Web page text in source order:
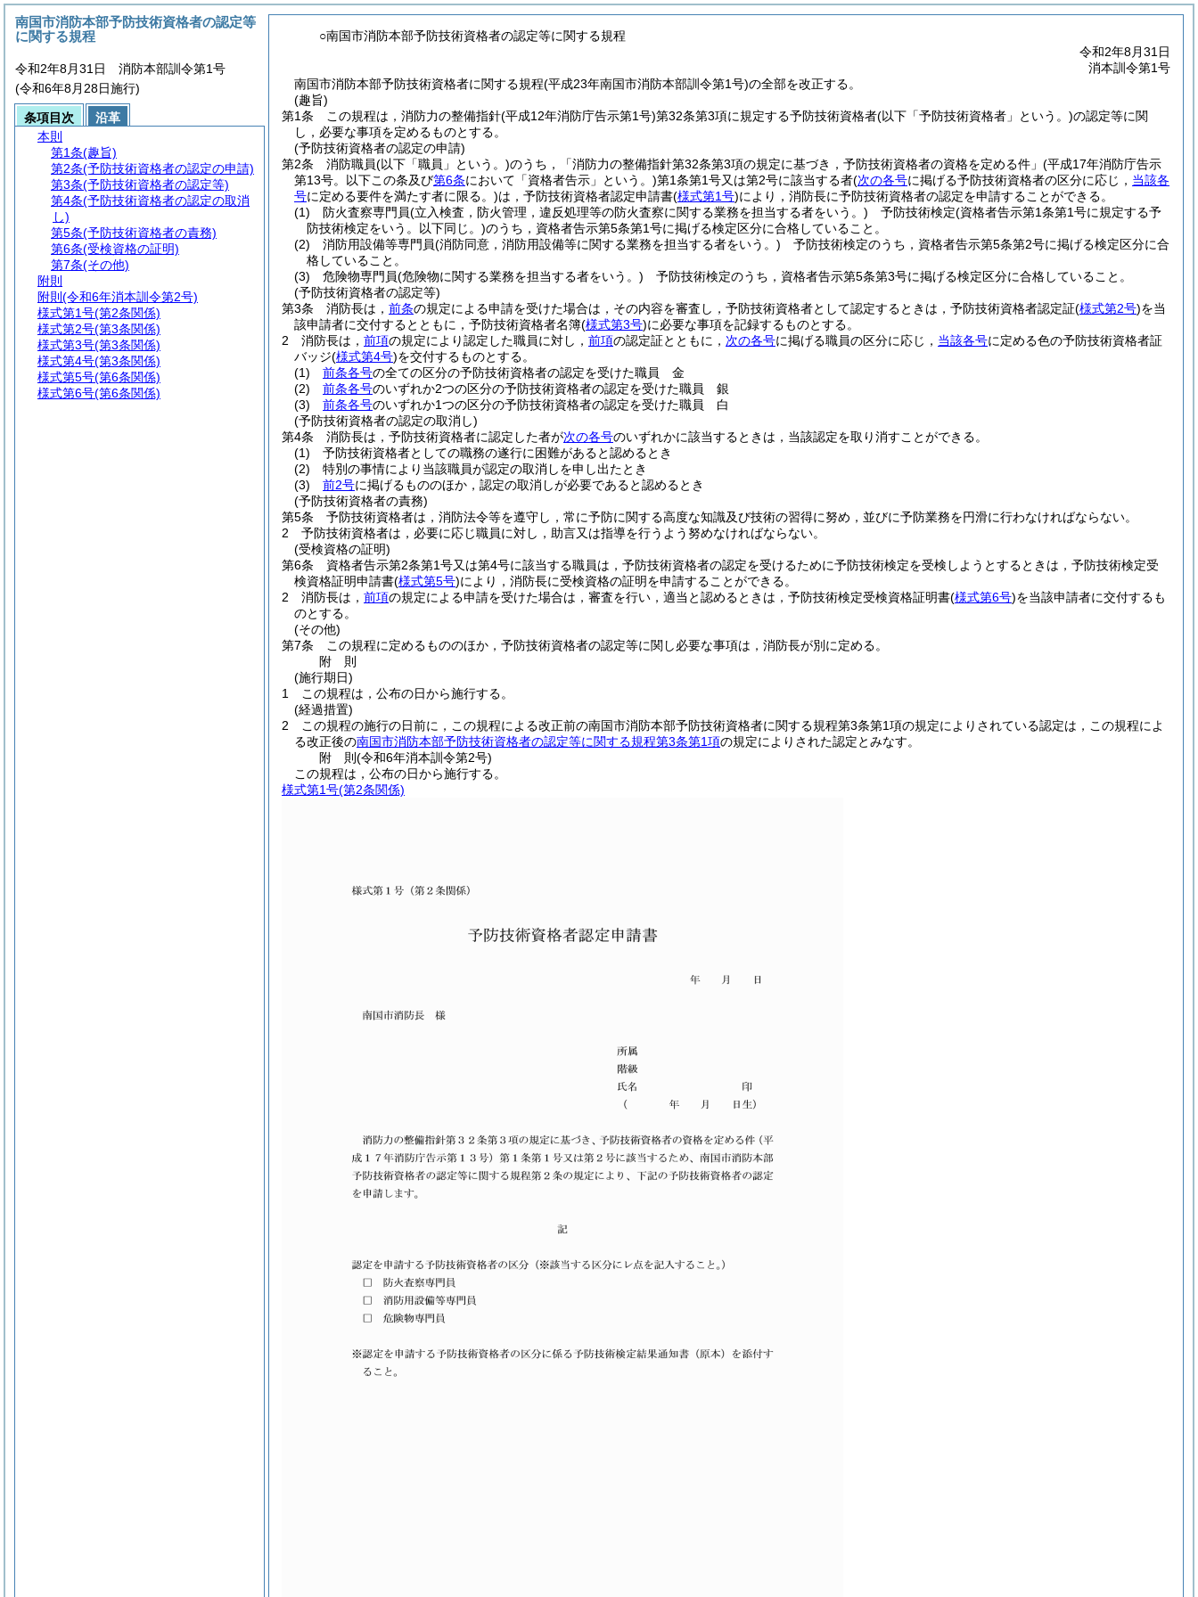
○南国市消防本部予防技術資格者の認定等に関する規程
令和2年8月31日
消本訓令第1号
南国市消防本部予防技術資格者に関する規程(平成23年南国市消防本部訓令第1号)の全部を改正する。
(趣旨)
第1条
この規程は，消防力の整備指針(平成12年消防庁告示第1号)第32条第3項に規定する予防技術資格者(以下「予防技術資格者」という。)の認定等に関
し，必要な事項を定めるものとする。
(予防技術資格者の認定の申請)
第2条
消防職員(以下「職員」という。)のうち，「消防力の整備指針第32条第3項の規定に基づき，予防技術資格者の資格を定める件」 (平成17年消防庁告示
第13号。以下この条及び第6条において「資格者告示」という。)第1条第1号又は第2号に該当する者(次の各号に掲げる予防技術資格者の区分に応じ， 当該各
号に定める要件を満たす者に限る。)は，予防技術資格者認定申請書(様式第1号)により，消防長に予防技術資格者の認定を申請することができる。
(1)
防火査察専門員(立入検査，防火管理，違反処理等の防火査察に関する業務を担当する者をいう。) 予防技術検定(資格者告示第1条第1号に規定する予
防技術検定をいう。以下同じ。)のうち，資格者告示第5条第1号に掲げる検定区分に合格していること。
(2)
消防用設備等専門員(消防同意，消防用設備等に関する業務を担当する者をいう。) 予防技術検定のうち，資格者告示第5条第2号に掲げる検定区分に合
格していること。
(3)
危険物専門員(危険物に関する業務を担当する者をいう。) 予防技術検定のうち，資格者告示第5条第3号に掲げる検定区分に合格していること。
(予防技術資格者の認定等)
第3条
消防長は， 前条の規定による申請を受けた場合は，その内容を審査し，予防技術資格者として認定するときは，予防技術資格者認定証(様式第2号)を当
該申請者に交付するとともに，予防技術資格者名簿(様式第3号)に必要な事項を記録するものとする。
2
消防長は， 前項の規定により認定した職員に対し， 前項の認定証とともに， 次の各号に掲げる職員の区分に応じ， 当該各号に定める色の予防技術資格者証
バッジ(様式第4号)を交付するものとする。
(1)
前条各号の全ての区分の予防技術資格者の認定を受けた職員 金
(2)
前条各号のいずれか2つの区分の予防技術資格者の認定を受けた職員 銀
(3)
前条各号のいずれか1つの区分の予防技術資格者の認定を受けた職員 白
(予防技術資格者の認定の取消し)
第4条
消防長は，予防技術資格者に認定した者が次の各号のいずれかに該当するときは，当該認定を取り消すことができる。
(1)
予防技術資格者としての職務の遂行に困難があると認めるとき
(2)
特別の事情により当該職員が認定の取消しを申し出たとき
(3)
前2号に掲げるもののほか，認定の取消しが必要であると認めるとき
(予防技術資格者の責務)
第5条
予防技術資格者は，消防法令等を遵守し，常に予防に関する高度な知識及び技術の習得に努め，並びに予防業務を円滑に行わなければならない。
2
予防技術資格者は，必要に応じ職員に対し，助言又は指導を行うよう努めなければならない。
(受検資格の証明)
第6条
資格者告示第2条第1号又は第4号に該当する職員は，予防技術資格者の認定を受けるために予防技術検定を受検しようとするときは，予防技術検定受
検資格証明申請書(様式第5号)により，消防長に受検資格の証明を申請することができる。
2
消防長は， 前項の規定による申請を受けた場合は，審査を行い，適当と認めるときは，予防技術検定受検資格証明書(様式第6号)を当該申請者に交付するも
のとする。
(その他)
第7条
この規程に定めるもののほか，予防技術資格者の認定等に関し必要な事項は，消防長が別に定める。
附 則
(施行期日)
1
この規程は，公布の日から施行する。
(経過措置)
2
この規程の施行の日前に，この規程による改正前の南国市消防本部予防技術資格者に関する規程第3条第1項の規定によりされている認定は，この規程によ
る改正後の南国市消防本部予防技術資格者の認定等に関する規程第3条第1項の規定によりされた認定とみなす。
附 則(令和6年消本訓令第2号)
この規程は，公布の日から施行する。
様式第1号(第2条関係)
南国市消防本部予防技術資格者の認定等
に関する規程
令和2年8月31日 消防本部訓令第1号
(令和6年8月28日施行)
条項目次
沿革
本則
第1条(趣旨)
第2条(予防技術資格者の認定の申請)
第3条(予防技術資格者の認定等)
第4条(予防技術資格者の認定の取消
し)
第5条(予防技術資格者の責務)
第6条(受検資格の証明)
第7条(その他)
附則
附則 (令和6年消本訓令第2号)
様式第1号(第2条関係)
様式第2号(第3条関係)
様式第3号(第3条関係)
様式第4号(第3条関係)
様式第5号(第6条関係)
様式第6号(第6条関係)